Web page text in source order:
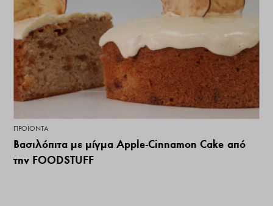
ΠΡΟΪΌΝΤΑ
Βασιλόπιτα με μίγμα Apple-Cinnamon Cake από
την FOODSTUFF